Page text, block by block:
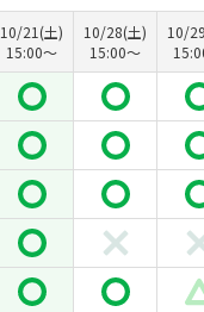
10/21(土)
15:00〜
10/28(土)
15:00〜
10/